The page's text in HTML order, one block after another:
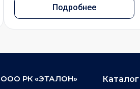
Подробнее
ООО РК «ЭТАЛОН» Каталог